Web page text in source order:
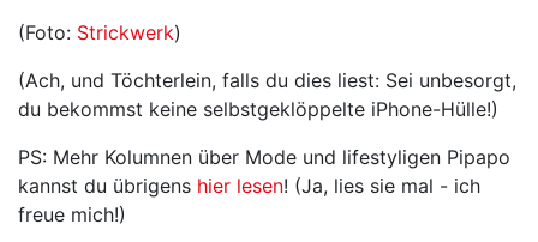
(Foto: Strickwerk)
(Ach, und Töchterlein, falls du dies liest: Sei unbesorgt,
du bekommst keine selbstgeklöppelte iPhone-Hülle!)
PS: Mehr Kolumnen über Mode und lifestyligen Pipapo
kannst du übrigens hier lesen! (Ja, lies sie mal - ich
freue mich!)